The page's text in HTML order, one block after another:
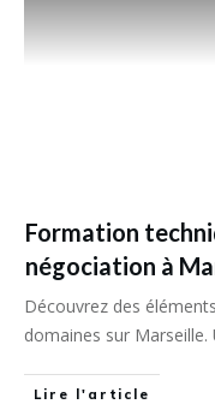
Formation
négociation à
Découvrez des
domaines sur Marseille.
Lire l'article